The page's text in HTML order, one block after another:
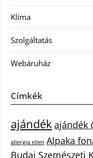
Klíma
Szolgáltatás
Webáruház
Címkék
ajándékajándék
allergia ellen Alpaka
Budai Szemészeti